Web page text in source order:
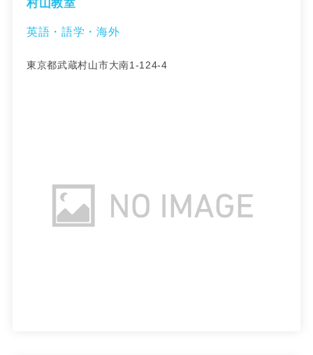
村山教室
英語・語学・海外
東京都武蔵村山市大南1-124-4